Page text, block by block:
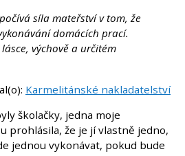
síla mateřství v tom, že
domácích prací.
výchově a určitém
Karmelitánské nakladatelství
školačky, jedna moje
prohlásila, že je jí vlastně jedno,
jednou vykonávat, pokud bude